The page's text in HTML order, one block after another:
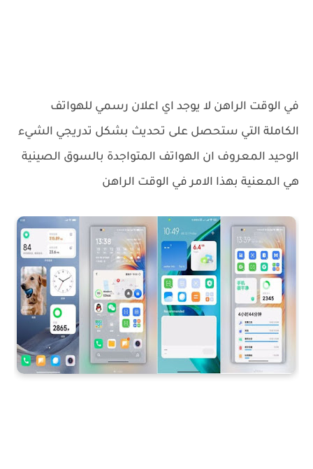
في الوقت الراهن لا يوجد اي اعلان رسمي للهواتف
الكاملة التي ستحصل على تحديث بشكل تدريجي الشيء
الوحيد المعروف ان الهواتف المتواجدة بالسوق الصينية
هي المعنية بهذا الامر في الوقت الراهن